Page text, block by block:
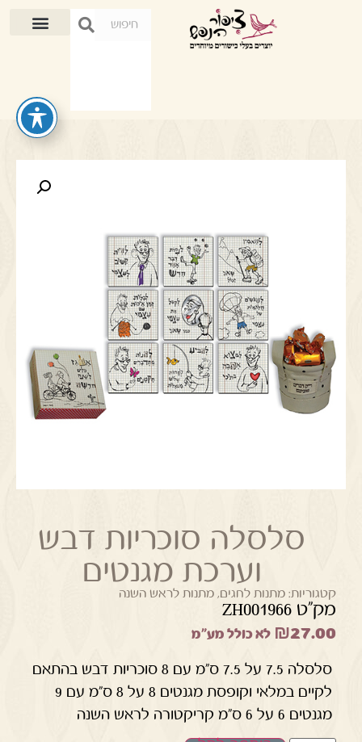
סלסלה סוכריות דבש
וערכת מגנטים
קטגוריות: מתנות לחגים,מתנות לראש השנה
מק"ט ZH001966
₪27.00 לא כולל מע"מ
סלסלה 7.5 על 7.5 ס"מ עם 8 סוכריות דבש בהתאם
לקיים במלאי וקופסת מגנטים 8 על 8 ס"מ עם 9
מגנטים 6 על 6 ס"מ קריקטורה לראש השנה